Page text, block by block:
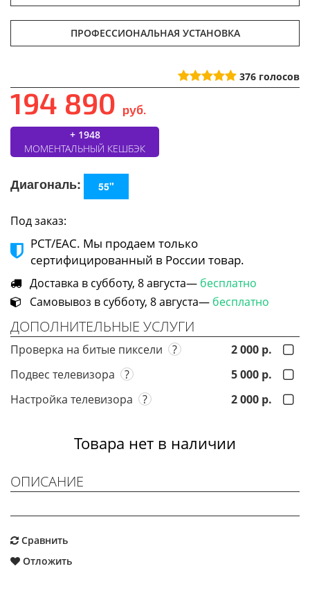
ПРОФЕССИОНАЛЬНАЯ УСТАНОВКА
376 голосов
194 890 руб.
+ 1948
МОМЕНТАЛЬНЫЙ КЕШБЭК
Диагональ: 55"
Под заказ:
РСТ/ЕАС. Мы продаем только
сертифицированный в России товар.
Доставка в субботу, 8 августа— бесплатно
Самовывоз в субботу, 8 августа— бесплатно
ДОПОЛНИТЕЛЬНЫЕ УСЛУГИ
Проверка на битые пиксели ?
2 000 р.
Подвес телевизора
?
5 000 р.
Настройка телевизора
? 2 000 р.
Товара нет в наличии
ОПИСАНИЕ
Сравнить
Отложить